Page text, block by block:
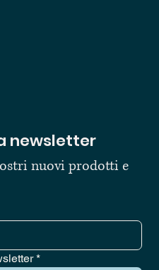
newsletter
nuovi prodotti e
*